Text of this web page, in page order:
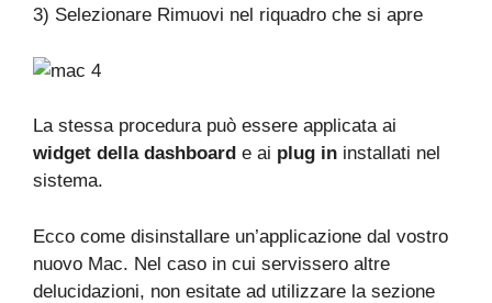
3) Selezionare Rimuovi nel riquadro che si apre
La stessa procedura può essere applicata ai
widget della dashboard e ai plug in installati nel
sistema.
Ecco come disinstallare un’applicazione dal vostro
nuovo Mac. Nel caso in cui servissero altre
delucidazioni, non esitate ad utilizzare la sezione